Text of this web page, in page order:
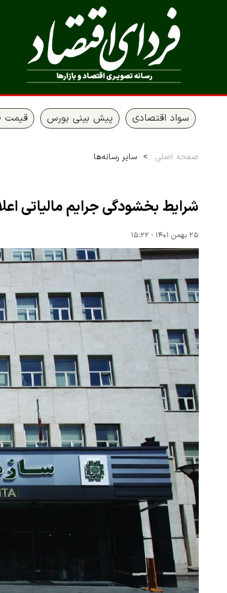
سواد اقتصادی پیش بینی بورس قیمت
صفحه اصلی سایر رسانه‌ها
شرایط بخشودگی جرایم مالیاتی
۲۵ بهمن ۱۴۰۱ - ۱۵:۲۲